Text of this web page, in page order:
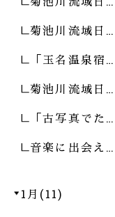
菊池川流域日…
「玉名温泉宿…
菊池川流域日…
「古写真でた…
音楽に出会え…
1月(11)